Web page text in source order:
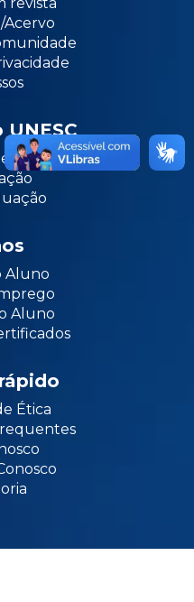
Acervo
UNESC
Extensão
Aluno
Aluno
Ética